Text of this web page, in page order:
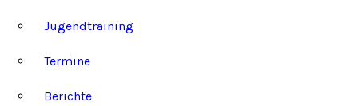
Jugendtraining
Termine
Berichte